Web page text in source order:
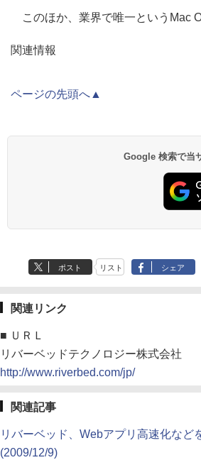
このほか、業界で唯一というMac
関連情報
ページの先頭へ▲
Google 検索で当
ポスト リスト シェア
関連リンク
■ ＵＲＬ
リバーベッドテクノロジー株式会社
http://www.riverbed.com/jp/
関連記事
リバーベッド、Webアプリ高速化など
(2009/12/9)